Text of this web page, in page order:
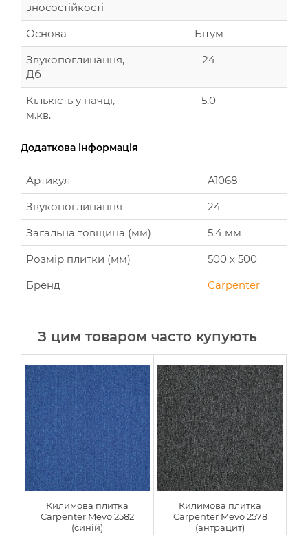
зносостійкості
Основа
Бітум
Звукопоглинання,
Дб
24
Кількість у пачці,
м.кв.
5.0
Додаткова інформація
Артикул
A1068
Звукопоглинання
24
Загальна товщина (мм)
5.4 мм
Розмір плитки (мм)
500 х 500
Бренд
Carpenter
З цим товаром часто купують
Килимова плитка
Carpenter Mevo 2582
(синій)
Килимова плитка
Carpenter Mevo 2578
(антрацит)